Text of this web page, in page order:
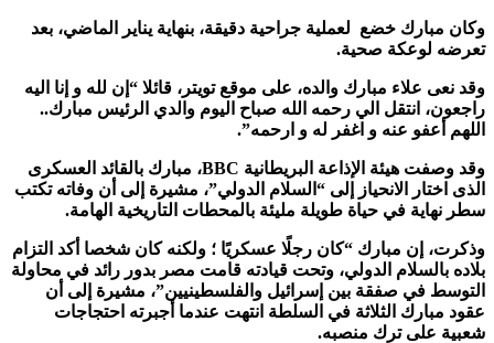
وكان مبارك خضع لعملية جراحية دقيقة، بنهاية يناير الماضي، بعد
تعرضه لوعكة صحية.
وقد نعى علاء مبارك والده، على موقع تويتر، قائلا “إن لله و إنا اليه
راجعون، انتقل الي رحمه الله صباح اليوم والدي الرئيس مبارك..
اللهم أعفو عنه و اغفر له و ارحمه”.
وقد وصفت هيئة الإذاعة البريطانية BBC، مبارك بالقائد العسكرى
الذى اختار الانحياز إلى “السلام الدولي”، مشيرة إلى أن وفاته تكتب
سطر نهاية في حياة طويلة مليئة بالمحطات التاريخية الهامة.
وذكرت، إن مبارك “كان رجلًا عسكريًا ؛ ولكنه كان شخصا أكد التزام
بلاده بالسلام الدولي، وتحت قيادته قامت مصر بدور رائد في محاولة
التوسط في صفقة بين إسرائيل والفلسطينيين”، مشيرة إلى أن
عقود مبارك الثلاثة في السلطة انتهت عندما أجبرته احتجاجات
شعبية على ترك منصبه.